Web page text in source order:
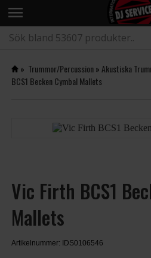
menu
» Trummor/Percussion» Akustiska
BCS1 Becken Cymbal Mallets
Vic Firth BCS1
Mallets
Artikelnummer: IDS0106546